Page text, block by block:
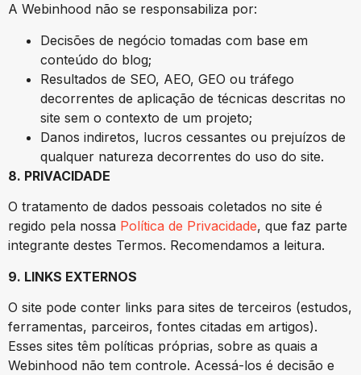
A Webinhood não se responsabiliza por:
Decisões de negócio tomadas com base em
conteúdo do blog;
Resultados de SEO, AEO, GEO ou tráfego
decorrentes de aplicação de técnicas descritas no
site sem o contexto de um projeto;
Danos indiretos, lucros cessantes ou prejuízos de
qualquer natureza decorrentes do uso do site.
8. PRIVACIDADE
O tratamento de dados pessoais coletados no site é
regido pela nossa Política de Privacidade, que faz parte
integrante destes Termos. Recomendamos a leitura.
9. LINKS EXTERNOS
O site pode conter links para sites de terceiros (estudos,
ferramentas, parceiros, fontes citadas em artigos).
Esses sites têm políticas próprias, sobre as quais a
Webinhood não tem controle. Acessá-los é decisão e